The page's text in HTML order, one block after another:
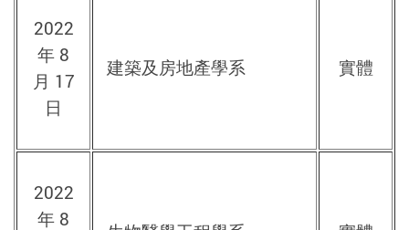
2022
年 8
月 17
日
建築及房地產學系 實體
2022
年 8